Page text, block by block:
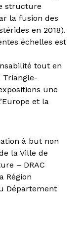
structure
la fusion des
en 2018).
échelles est
tout en
Triangle-
une
et la
à but non
la Ville de
– DRAC
Région
Département